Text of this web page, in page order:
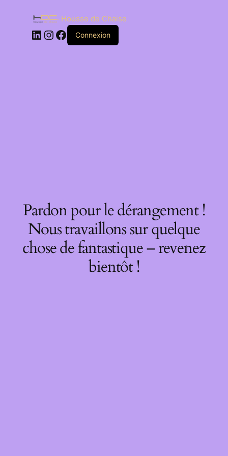
Housse de Chaise
Connexion
Pardon pour le dérangement !
Nous travaillons sur quelque
chose de fantastique – revenez
bientôt !